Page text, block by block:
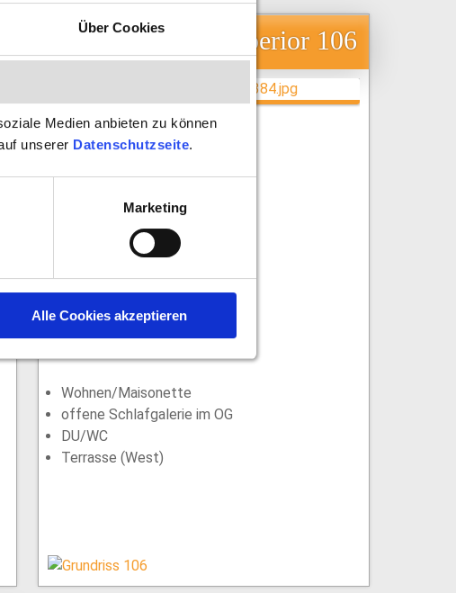
Über Cookies
Medien anbieten zu können
unserer Datenschutzseite.
Marketing
Alle Cookies akzeptieren
Doppelzimmer Superior 106
Erd- und Obergeschoss 23qm
Wohnen/Maisonette
offene Schlafgalerie im OG
DU/WC
Terrasse (West)